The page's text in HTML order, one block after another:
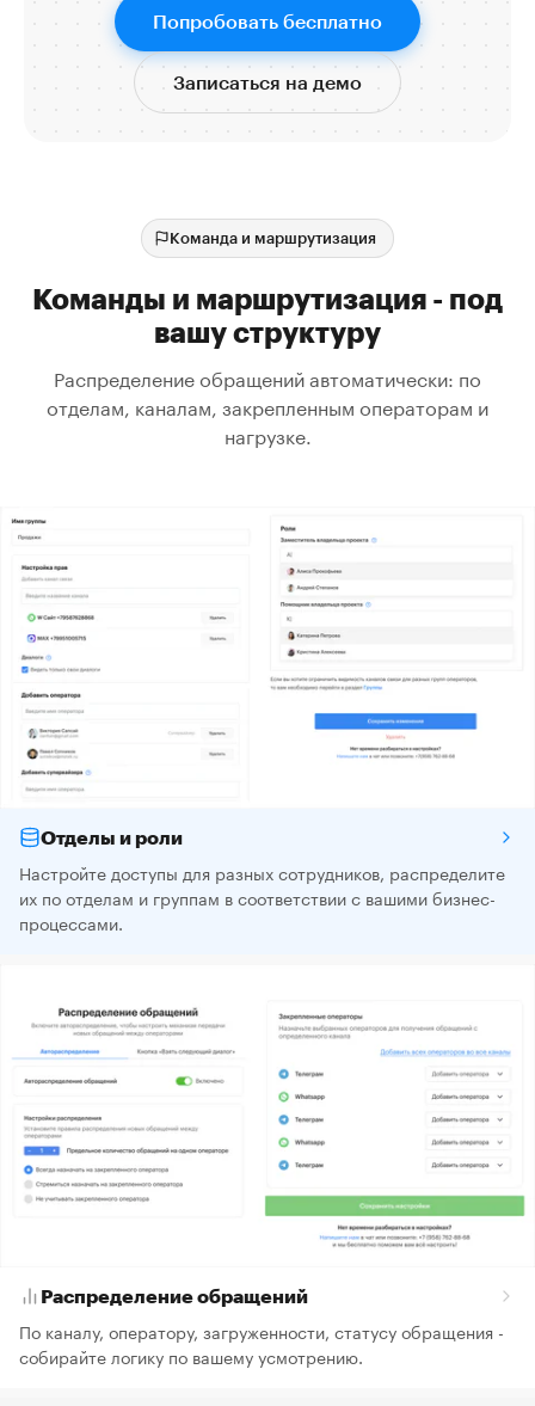
Попробовать бесплатно
Записаться на демо
Команда и маршрутизация
Команды и маршрутизация - под
вашу структуру
Распределение обращений автоматически: по
отделам, каналам, закрепленным операторам и
нагрузке.
Отделы и роли
Настройте доступы для разных сотрудников, распределите
их по отделам и группам в соответствии с вашими бизнес-
процессами.
Распределение обращений
По каналу, оператору, загруженности, статусу обращения -
собирайте логику по вашему усмотрению.